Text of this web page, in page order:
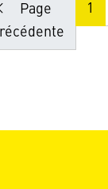
Page
1